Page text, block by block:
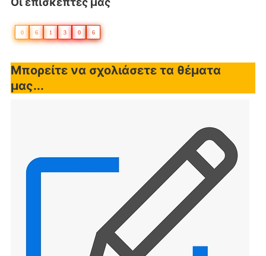
0 6 1 3 0 6
Μπορείτε να σχολιάσετε τα θέματα
μας...